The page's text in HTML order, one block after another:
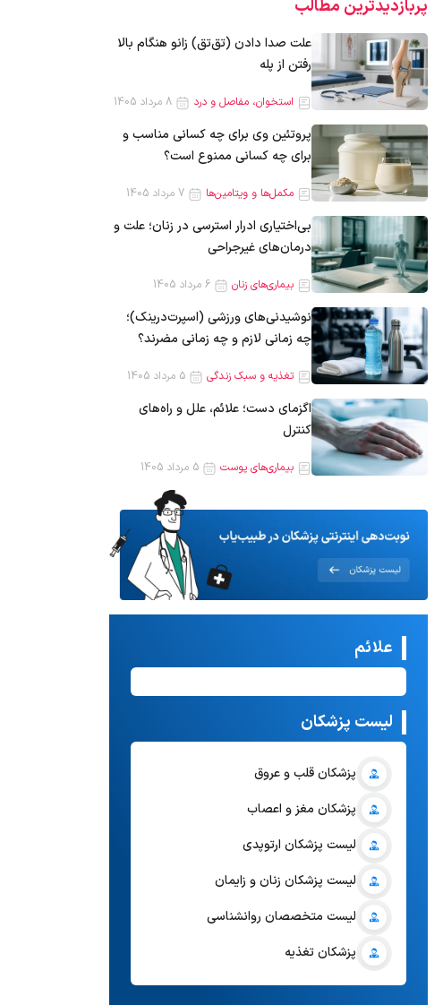
پربازدیدترین‌ مطالب
علت صدا دادن (تق‌تق) زانو هنگام بالا
رفتن از پله
استخوان، مفاصل و درد
پروتئین وی برای چه کسانی مناسب و
برای چه کسانی ممنوع است؟
مکمل‌ها و ویتامین‌ها
بی‌اختیاری ادرار استرسی در زنان؛ علت و
درمان‌های غیرجراحی
بیماری‌های زنان
نوشیدنی‌های ورزشی (اسپرت‌درینک)؛
چه زمانی لازم و چه زمانی مضرند؟
تغذیه و سبک زندگی
اگزمای دست؛ علائم، علل و راه‌های
کنترل
بیماری‌های پوست
علائم
لیست پزشکان
پزشکان قلب و عروق
پزشکان مغز و اعصاب
لیست پزشکان ارتوپدی
لیست پزشکان زنان و زایمان
لیست متخصصان روانشناسی
پزشکان تغذیه